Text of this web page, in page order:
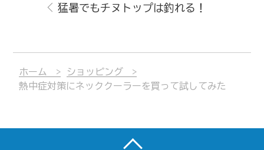
猛暑でもチヌトップは釣れる！
ホーム
ショッピング
熱中症対策にネッククーラーを買って試してみた